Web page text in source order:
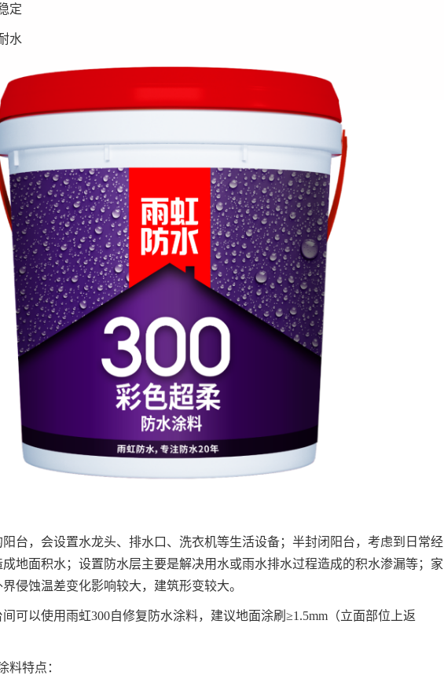
定
水
台，会设置水龙头、排水口、洗衣机等生活设备；半封闭阳台，考虑到日常经
地面积水；设置防水层主要是解决用水或雨水排水过程造成的积水渗漏等；家
侵蚀温差变化影响较大，建筑形变较大。
可以使用雨虹300自修复防水涂料，建议地面涂刷≥1.5mm（立面部位上返
料特点：